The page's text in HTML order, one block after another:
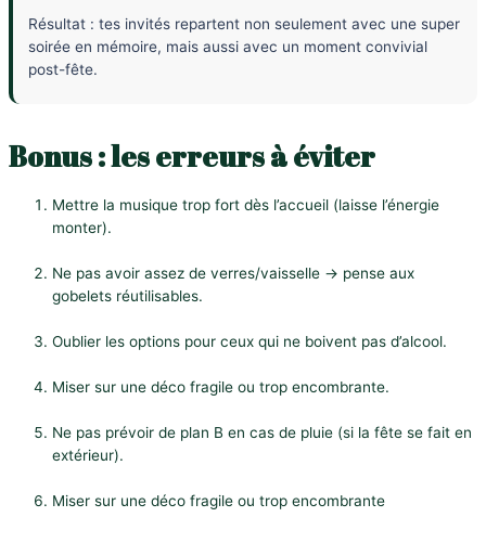
Résultat : tes invités repartent non seulement avec une super
soirée en mémoire, mais aussi avec un moment convivial
post-fête.
Bonus : les erreurs à éviter
Mettre la musique trop fort dès l’accueil (laisse l’énergie
monter).
Ne pas avoir assez de verres/vaisselle → pense aux
gobelets réutilisables.
Oublier les options pour ceux qui ne boivent pas d’alcool.
Miser sur une déco fragile ou trop encombrante.
Ne pas prévoir de plan B en cas de pluie (si la fête se fait en
extérieur).
Miser sur une déco fragile ou trop encombrante